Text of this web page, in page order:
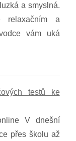
a smyslná.
a
vám uká
testů ke
V dnešní
přes školu až